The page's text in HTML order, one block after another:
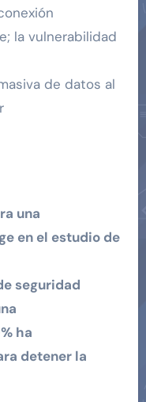
la vulnerabilidad
de datos al
una
en el estudio de
seguridad
ha
detener la